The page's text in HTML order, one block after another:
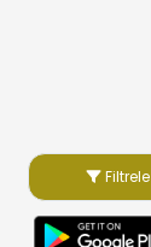
Filtrele